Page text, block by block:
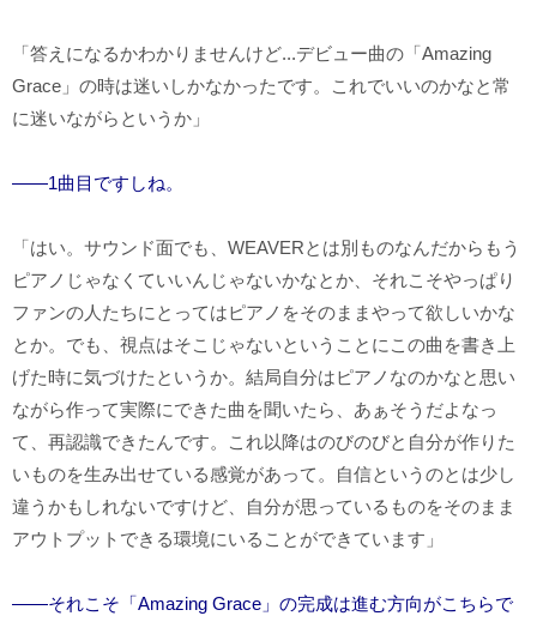
「答えになるかわかりませんけど...デビュー曲の「Amazing
Grace」の時は迷いしかなかったです。これでいいのかなと常
に迷いながらというか」
――1曲目ですしね。
「はい。サウンド面でも、WEAVERとは別ものなんだからもう
ピアノじゃなくていいんじゃないかなとか、それこそやっぱり
ファンの人たちにとってはピアノをそのままやって欲しいかな
とか。でも、視点はそこじゃないということにこの曲を書き上
げた時に気づけたというか。結局自分はピアノなのかなと思い
ながら作って実際にできた曲を聞いたら、あぁそうだよなっ
て、再認識できたんです。これ以降はのびのびと自分が作りた
いものを生み出せている感覚があって。自信というのとは少し
違うかもしれないですけど、自分が思っているものをそのまま
アウトプットできる環境にいることができています」
――それこそ「Amazing Grace」の完成は進む方向がこちらで